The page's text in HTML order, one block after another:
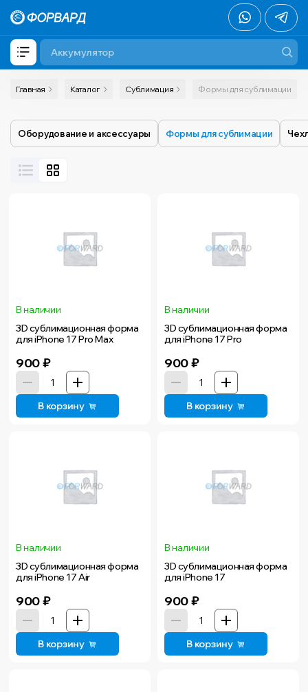
Главная Каталог Сублимация Формы для сублимации
Оборудование и аксессуары Формы для сублимации
В наличии
3D сублимационная форма
для iPhone 17 Pro Max
900₽
В корзину
В наличии
3D сублимационная форма
для iPhone 17 Pro
900₽
В корзину
В наличии
3D сублимационная форма
для iPhone 17 Air
900₽
В корзину
В наличии
3D сублимационная форма
для iPhone 17
900₽
В корзину